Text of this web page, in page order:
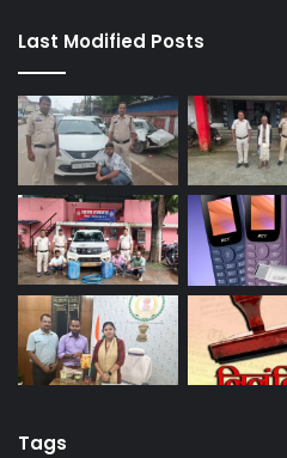
Last Modified Posts
Tags